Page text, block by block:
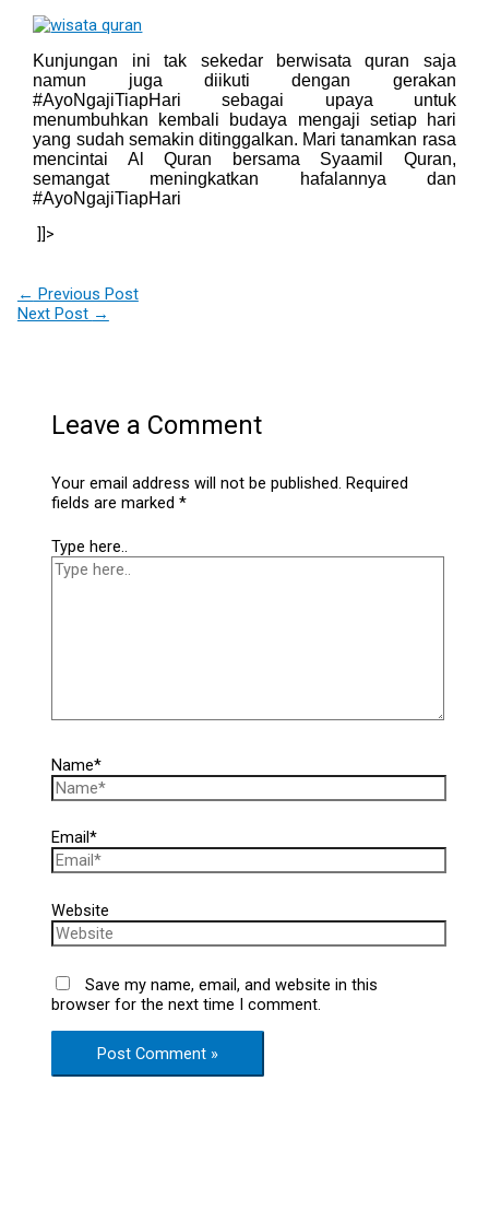
Kunjungan ini tak sekedar berwisata quran saja
namun juga diikuti dengan gerakan
#AyoNgajiTiapHari sebagai upaya untuk
menumbuhkan kembali budaya mengaji setiap hari
yang sudah semakin ditinggalkan. Mari tanamkan rasa
mencintai Al Quran bersama Syaamil Quran,
semangat meningkatkan hafalannya dan
#AyoNgajiTiapHari
]]>
← Previous Post
Next Post →
Leave a Comment
Your email address will not be published. Required
fields are marked*
Type here..
Name*
Email*
Website
Save my name, email, and website in this
browser for the next time I comment.